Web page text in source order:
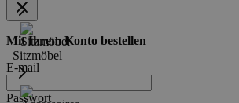
Sitzmöbel
Mit Ihrem Konto bestellen
E-mail
Passwort